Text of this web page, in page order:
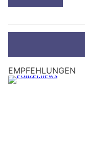
EMPFEHLUNGEN